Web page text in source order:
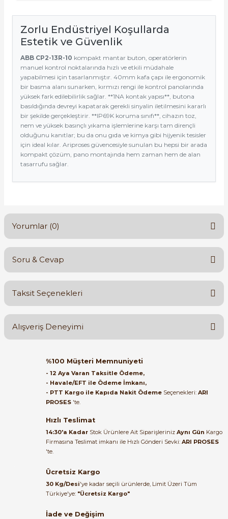
Zorlu Endüstriyel Koşullarda
Estetik ve Güvenlik
ABB CP2-13R-10 kompakt mantar buton, operatörlerin
manuel kontrol noktalarında hızlı ve etkili müdahale
yapabilmesi için tasarlanmıştır. 40mm kafa çapı ile ergonomik
bir basma alanı sunarken, kırmızı rengi ile kontrol panolarında
yüksek fark edilebilirlik sağlar. **1NA kontak yapısı**, butona
basıldığında devreyi kapatarak gerekli sinyalin iletilmesini kararlı
bir şekilde gerçekleştirir. **IP69K koruma sınıfı**, cihazın toz,
nem ve yüksek basınçlı yıkama işlemlerine karşı tam dirençli
olduğunu kanıtlar; bu da onu gıda ve kimya gibi hijyenik tesisler
için ideal kılar. Ariproses güvencesiyle sunulan bu hepsi bir arada
kompakt çözüm, pano montajında hem zaman hem de alan
tasarrufu sağlar.
Yorumlar (0)
Bu ürüne ilk yorumu siz yapın!
Soru & Cevap
Ürün hakkında henüz soru sorulmamış.
Taksit Seçenekleri
Alışveriş Deneyimi
Orijinal kutusuyla ertesi gün
ulaştı elimize. Teşekkürler.
B... A... | 27/06/2026
bundan mehmet bey ilgi ve
alakası için teşekkür ederim
muhammed demirci |
Ürün elime eksiksiz ve hasarsız
ulaştı. Paketleme özenliydi,
%100 Müşteri Memnuniyeti
- 12 Aya Varan Taksitle Ödeme,
- Havale/EFT ile Ödeme İmkanı,
- PTT Kargo ile Kapıda Nakit Ödeme Seçenekleri: ARI
PROSES 'te.
Hızlı Teslimat
14:30'a Kadar Stok Ürünlere Ait Siparişleriniz Aynı Gün Kargo
Firmasına Teslimat imkanı ile Hızlı Gönderi Sevki: ARI PROSES
'te.
Ücretsiz Kargo
30 Kg/Desi'ye kadar seçili ürünlerde, Limit Üzeri Tüm
Türkiye'ye: "Ücretsiz Kargo"
İade ve Değişim